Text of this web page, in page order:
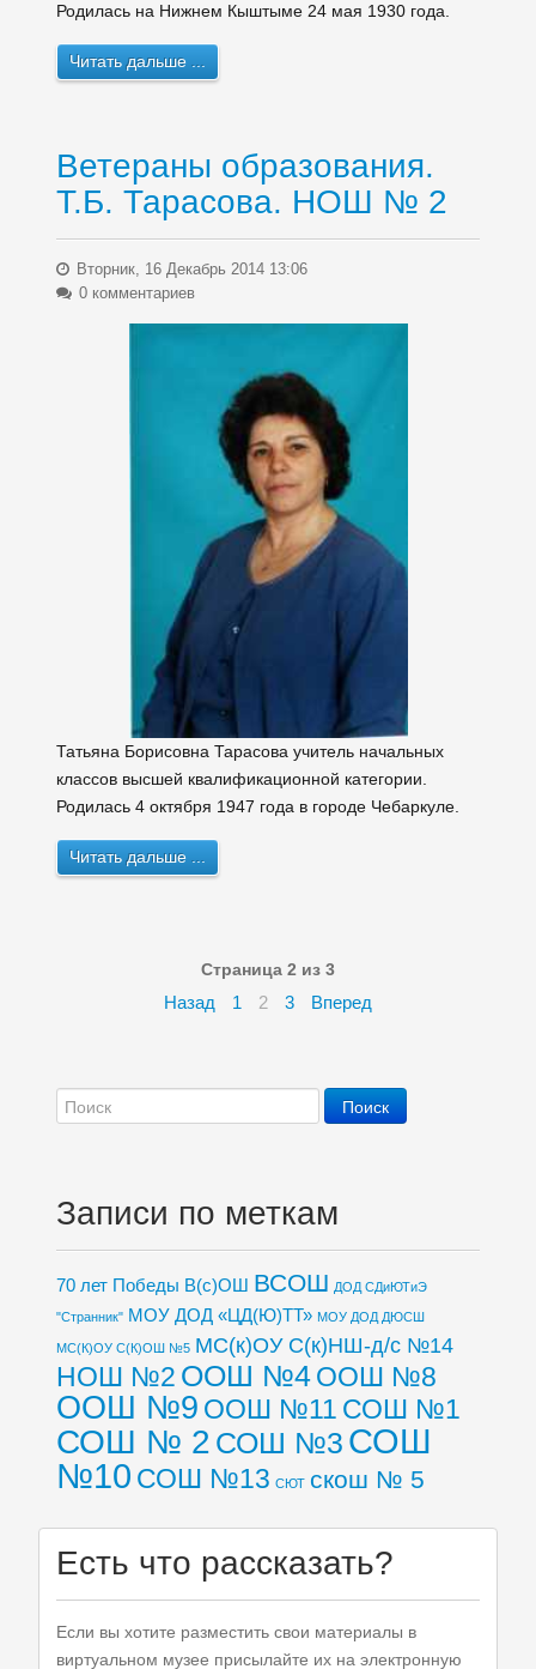
Родилась на Нижнем Кыштыме 24 мая 1930 года.
Читать дальше ...
Ветераны образования.
Т.Б. Тарасова. НОШ № 2
Вторник, 16 Декабрь 2014 13:06
0 комментариев
Татьяна Борисовна Тарасова учитель начальных
классов высшей квалификационной категории.
Родилась 4 октября 1947 года в городе Чебаркуле.
Читать дальше ...
Страница 2 из 3
Назад 1 2 3 Вперед
Записи по меткам
70 лет Победы В(с)ОШ ВСОШ ДОД СДиЮТиЭ
"Странник" МОУ ДОД «ЦД(Ю)ТТ» МОУ ДОД ДЮСШ
МС(К)ОУ С(К)ОШ №5 МС(к)ОУ С(к)НШ-д/с №14
НОШ №2 ООШ №4ООШ №8
ООШ №9 ООШ №11 СОШ №1
СОШ № 2 СОШ №3 СОШ
№10 СОШ №13 СЮТ скош № 5
Есть что рассказать?
Если вы хотите разместить свои материалы в
виртуальном музее присылайте их на электронную